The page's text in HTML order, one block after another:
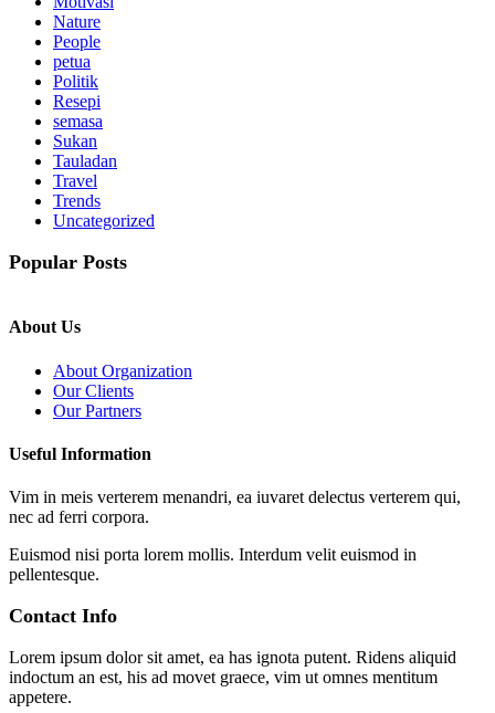
Nature
People
petua
Politik
Resepi
semasa
Sukan
Tauladan
Travel
Trends
Uncategorized
Popular Posts
About Us
About Organization
Our Clients
Our Partners
Useful Information
Vim in meis verterem menandri, ea iuvaret delectus verterem qui,
nec ad ferri corpora.
Euismod nisi porta lorem mollis. Interdum velit euismod in
pellentesque.
Contact Info
Lorem ipsum dolor sit amet, ea has ignota putent. Ridens aliquid
indoctum an est, his ad movet graece, vim ut omnes mentitum
appetere.